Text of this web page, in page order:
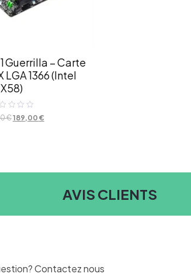
Guerrilla – Carte
LGA 1366 (Intel
X58)
€189,00 €
AVIS CLIENTS
Contactez nous